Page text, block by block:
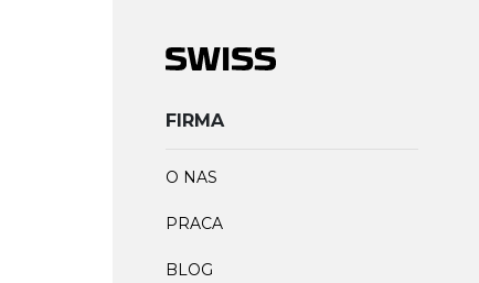
FIRMA
O NAS
PRACA
BLOG